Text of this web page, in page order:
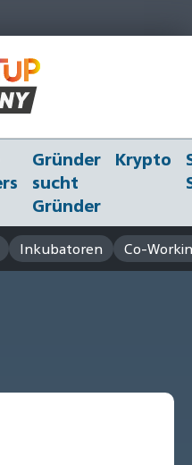
Gründer
sucht
Gründer
Krypto
Inkubatoren Co-